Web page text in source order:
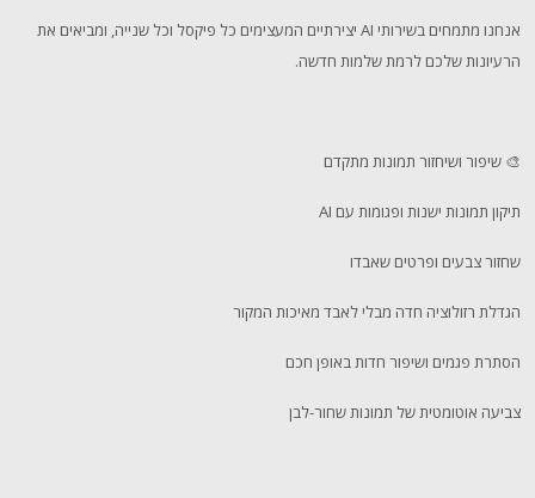
אנחנו מתמחים בשירותי AI יצירתיים המעצימים כל פיקסל וכל שנייה, ומביאים את
הרעיונות שלכם לרמת שלמות חדשה.
🎨 שיפור ושיחזור תמונות מתקדם
תיקון תמונות ישנות ופגומות עם AI
שחזור צבעים ופרטים שאבדו
הגדלת רזולוציה חדה מבלי לאבד מאיכות המקור
הסתרת פגמים ושיפור חדות באופן חכם
צביעה אוטומטית של תמונות שחור-לבן